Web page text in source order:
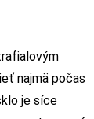
najmä počas
je síce